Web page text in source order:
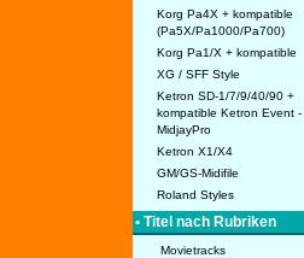
Korg Pa4X + kompatible
(Pa5X/Pa1000/Pa700)
Korg Pa1/X + kompatible
XG / SFF Style
Ketron SD-1/7/9/40/90 +
kompatible Ketron Event -
MidjayPro
Ketron X1/X4
GM/GS-Midifile
Roland Styles
• Titel nach Rubriken
Movietracks